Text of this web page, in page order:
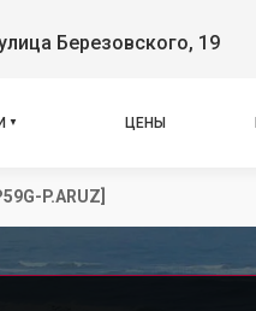
Березовского, 19
ЦЕНЫ
P.ARUZ]